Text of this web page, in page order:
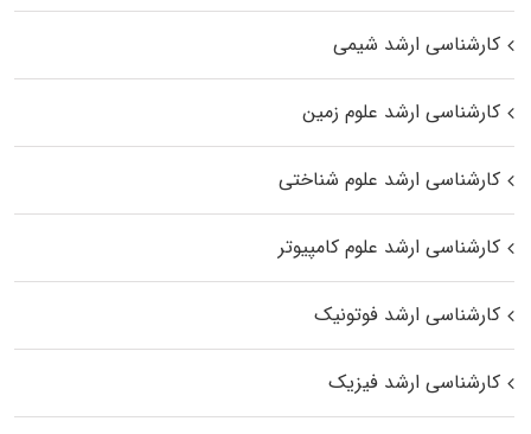
کارشناسی ارشد شیمی
کارشناسی ارشد علوم زمین
کارشناسی ارشد علوم شناختی
کارشناسی ارشد علوم کامپیوتر
کارشناسی ارشد فوتونیک
کارشناسی ارشد فیزیک